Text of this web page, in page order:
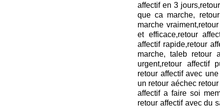
affectif en 3
que ca marche,
marche
et efficace,retour
affectif rapide,retour
marche, taleb retour
urgent,retour affectif
retour affectif avec
un retour aéchec
affectif a faire soi
retour affectif avec du